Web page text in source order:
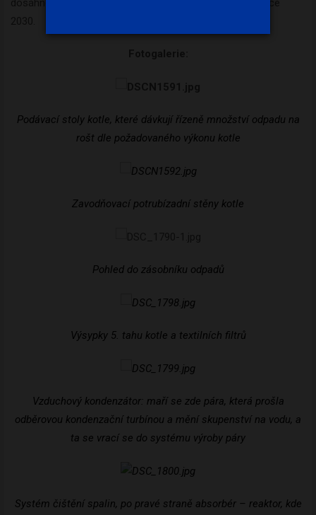
Podávací stoly kotle, které dávkují řízeně množství odpadu na
rošt dle požadovaného výkonu kotle
Zavodňovací potrubízadní stěny kotle
Pohled do zásobníku odpadů
Výsypky 5. tahu kotle a textilních filtrů
Vzduchový kondenzátor: maří se zde pára, která prošla
odběrovou kondenzační turbínou a mění skupenství na vodu, a
ta se vrací se do systému výroby páry
Systém čištění spalin, po pravé straně absorbér – reaktor, kde